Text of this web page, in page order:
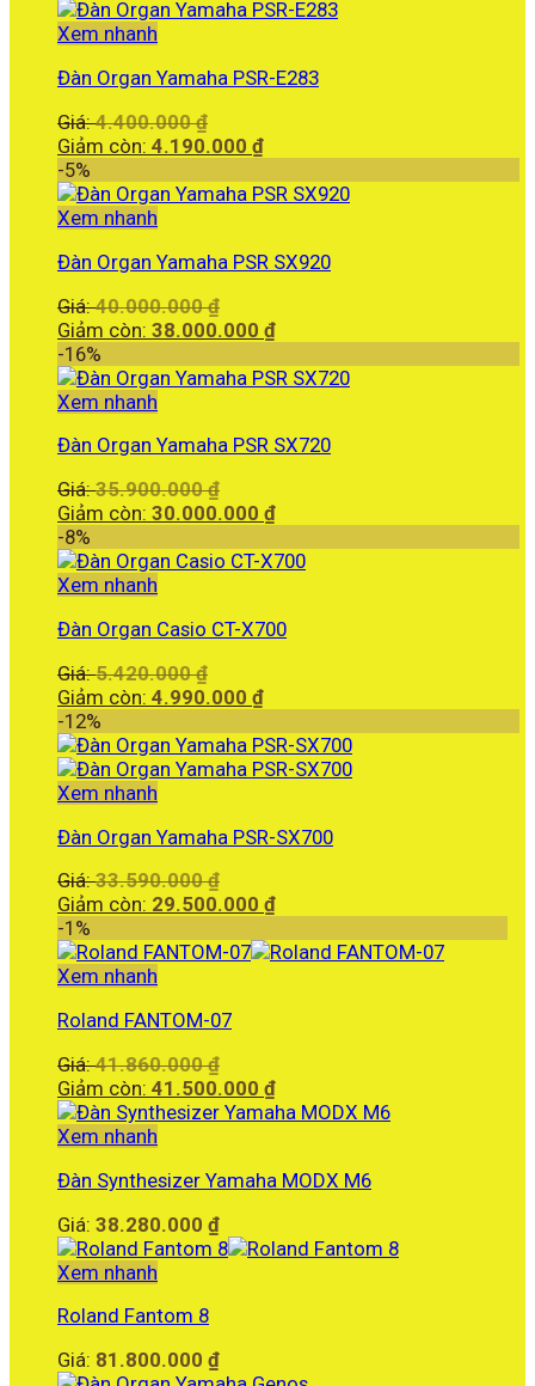
Xem nhanh
Đàn Organ Yamaha PSR-E283
Giá:4.400.000₫
gốc
4.400.000 ₫.
Giảm còn: 4.190.000 ₫Giá
tại
-5%
Xem nhanh
Đàn Organ Yamaha PSR SX920
Giá:40.000.000₫
gốc
40.000.000 ₫.
Giảm còn: 38.000.000 ₫Giá
tại
-16%
Xem nhanh
Đàn Organ Yamaha PSR SX720
Giá:35.900.000₫
gốc
35.900.000 ₫.
Giảm còn: 30.000.000 ₫Giá
tại
-8%
Xem nhanh
Đàn Organ Casio CT-X700
Giá:5.420.000₫
gốc
5.420.000 ₫.
Giảm còn: 4.990.000 ₫Giá
tại
là:
-12%
Xem nhanh
Đàn Organ Yamaha PSR-SX700
Giá:33.590.000₫
gốc
33.590.000 ₫.
Giảm còn: 29.500.000 ₫Giá
tại
-1%
Xem nhanh
Roland FANTOM-07
Giá:41.860.000₫
gốc
là:
Giảm còn: 41.500.000 ₫Giá
hiện
41.500.000 ₫.
Xem nhanh
Đàn Synthesizer Yamaha MODX M6
Giá: 38.280.000 ₫
Xem nhanh
Roland Fantom 8
Giá: 81.800.000 ₫